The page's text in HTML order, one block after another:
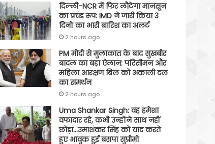
दिल्ली-NCR में फिर लौटेगा मानसून
का प्रचंड रूप: IMD ने जारी किया 3
दिनों का भारी बारिश का अलर्ट
2 hours ago
PM मोदी से मुलाकात के बाद सुखबीर
बादल का बड़ा ऐलान: परिसीमन और
महिला आरक्षण बिल को अकाली दल
का समर्थन
2 hours ago
Uma Shankar Singh: वह हमेशा
वफादार रहे, कभी उन्होंने साथ नहीं
छोड़ा…उमाशंकर सिंह को याद करते
हुए भावुक हुईं बसपा सुप्रीमो